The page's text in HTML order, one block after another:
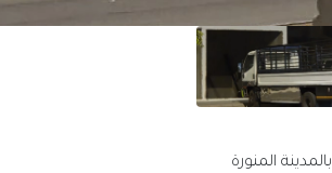
المنورة